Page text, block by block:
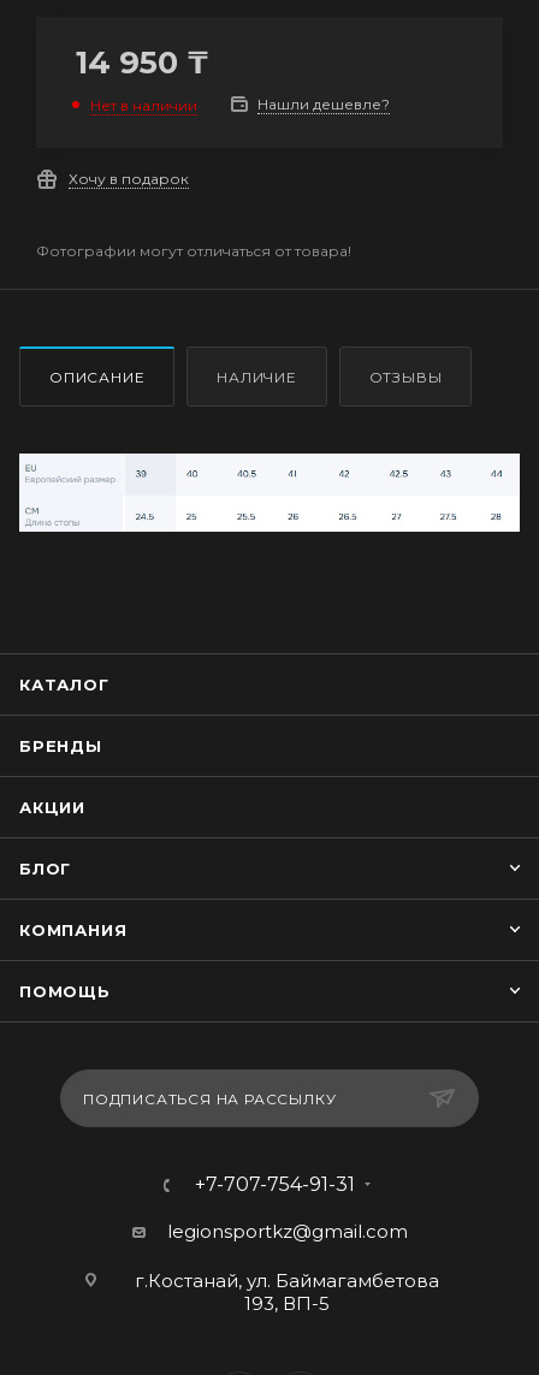
14 950 ₸
Нет в наличии Нашли дешевле?
Хочу в подарок
Фотографии могут отличаться от товара!
ОПИСАНИЕ НАЛИЧИЕ ОТЗЫВЫ
КАТАЛОГ
БРЕНДЫ
АКЦИИ
БЛОГ
КОМПАНИЯ
ПОМОЩЬ
ПОДПИСАТЬСЯ НА РАССЫЛКУ
+7-707-754-91-31
legionsportkz@gmail.com
г.Костанай, ул. Баймагамбетова
193, ВП-5